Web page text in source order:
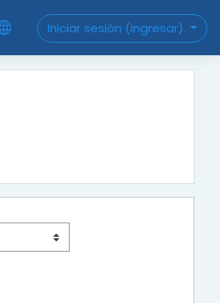
Iniciar sesión (ingresar)